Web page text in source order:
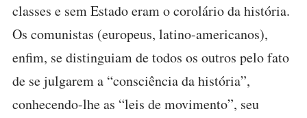
classes e sem Estado eram o corolário da história.
Os comunistas (europeus, latino-americanos),
enfim, se distinguiam de todos os outros pelo fato
de se julgarem a “consciência da história”,
conhecendo-lhe as “leis de movimento”, seu